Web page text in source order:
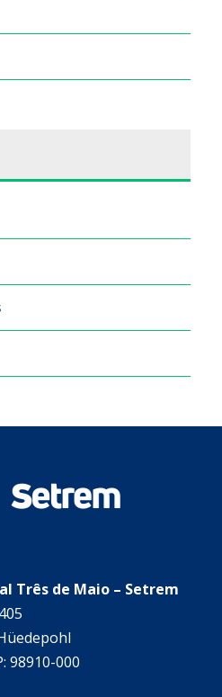
Três de Maio – Setrem
98910-000